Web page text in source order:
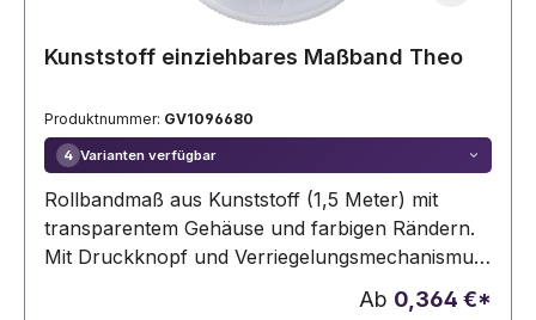
Kunststoff einziehbares Maßband Theo
Produktnummer: GV1096680
4 Varianten verfügbar
Rollbandmaß aus Kunststoff (1,5 Meter) mit
transparentem Gehäuse und farbigen Rändern.
Mit Druckknopf und Verriegelungsmechanismus.
Die Druckfläche befindet sich auf der flachen
Ab 0,364 €*